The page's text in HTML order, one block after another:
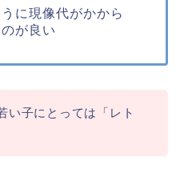
に現像代がかから
が良い
い子にとっては「レト